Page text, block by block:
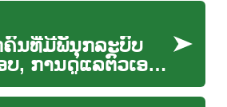
ຄົນທີ່ມີພັນຸກລະບົບ
, ການດູແລຕົວເອງ,